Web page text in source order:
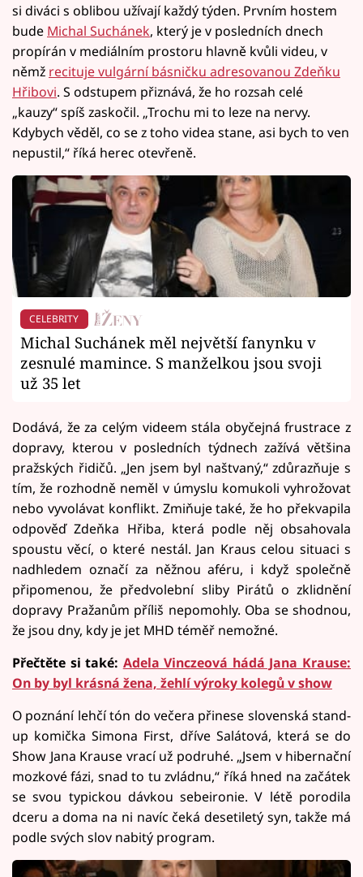
si diváci s oblibou užívají každý týden. Prvním hostem
bude Michal Suchánek, který je v posledních dnech
propírán v mediálním prostoru hlavně kvůli videu, v
němž recituje vulgární básničku adresovanou Zdeňku
Hřibovi. S odstupem přiznává, že ho rozsah celé
„kauzy“ spíš zaskočil. „Trochu mi to leze na nervy.
Kdybych věděl, co se z toho videa stane, asi bych to ven
nepustil,“ říká herec otevřeně.
CELEBRITY
Michal Suchánek měl největší fanynku v
zesnulé mamince. S manželkou jsou svoji
už 35 let
Dodává, že za celým videem stála obyčejná frustrace z
dopravy, kterou v posledních týdnech zažívá většina
pražských řidičů. „Jen jsem byl naštvaný,“ zdůrazňuje s
tím, že rozhodně neměl v úmyslu komukoli vyhrožovat
nebo vyvolávat konflikt. Zmiňuje také, že ho překvapila
odpověď Zdeňka Hřiba, která podle něj obsahovala
spoustu věcí, o které nestál. Jan Kraus celou situaci s
nadhledem označí za něžnou aféru, i když společně
připomenou, že předvolební sliby Pirátů o zklidnění
dopravy Pražanům příliš nepomohly. Oba se shodnou,
že jsou dny, kdy je jet MHD téměř nemožné.
Přečtěte si také: Adela Vinczeová hádá Jana Krause:
On by byl krásná žena, žehlí výroky kolegů v show
O poznání lehčí tón do večera přinese slovenská stand-
up komička Simona First, dříve Salátová, která se do
Show Jana Krause vrací už podruhé. „Jsem v hibernační
mozkové fázi, snad to tu zvládnu,“ říká hned na začátek
se svou typickou dávkou sebeironie. V létě porodila
dceru a doma na ni navíc čeká desetiletý syn, takže má
podle svých slov nabitý program.